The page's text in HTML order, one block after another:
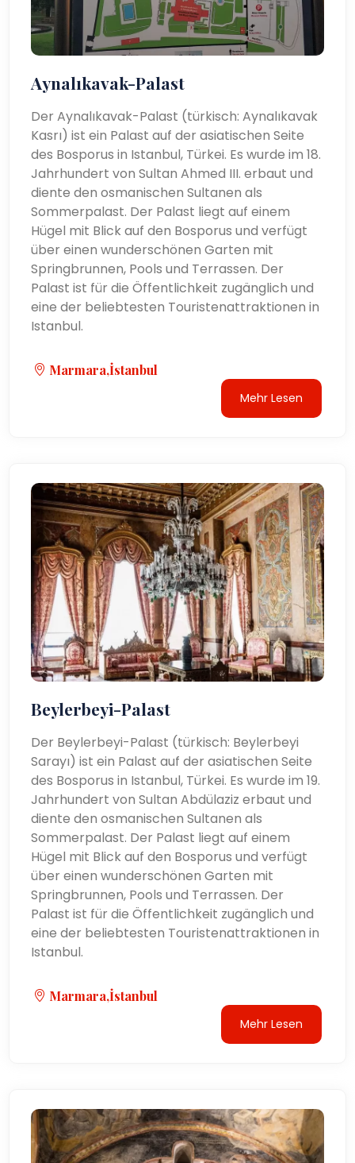
Aynalıkavak-Palast
Der Aynalıkavak-Palast (türkisch: Aynalıkavak
Kasrı) ist ein Palast auf der asiatischen Seite
des Bosporus in Istanbul, Türkei. Es wurde im 18.
Jahrhundert von Sultan Ahmed III. erbaut und
diente den osmanischen Sultanen als
Sommerpalast. Der Palast liegt auf einem
Hügel mit Blick auf den Bosporus und verfügt
über einen wunderschönen Garten mit
Springbrunnen, Pools und Terrassen. Der
Palast ist für die Öffentlichkeit zugänglich und
eine der beliebtesten Touristenattraktionen in
Istanbul.
Marmara,İstanbul
Mehr Lesen
Beylerbeyi-Palast
Der Beylerbeyi-Palast (türkisch: Beylerbeyi
Sarayı) ist ein Palast auf der asiatischen Seite
des Bosporus in Istanbul, Türkei. Es wurde im 19.
Jahrhundert von Sultan Abdülaziz erbaut und
diente den osmanischen Sultanen als
Sommerpalast. Der Palast liegt auf einem
Hügel mit Blick auf den Bosporus und verfügt
über einen wunderschönen Garten mit
Springbrunnen, Pools und Terrassen. Der
Palast ist für die Öffentlichkeit zugänglich und
eine der beliebtesten Touristenattraktionen in
Istanbul.
Marmara,İstanbul
Mehr Lesen